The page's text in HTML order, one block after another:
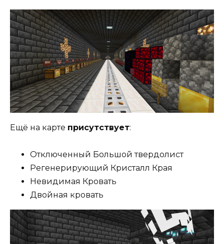
Ещё на карте присутствует:
Отключенный Большой твердолист
Регенерирующий Кристалл Края
Невидимая Кровать
Двойная кровать